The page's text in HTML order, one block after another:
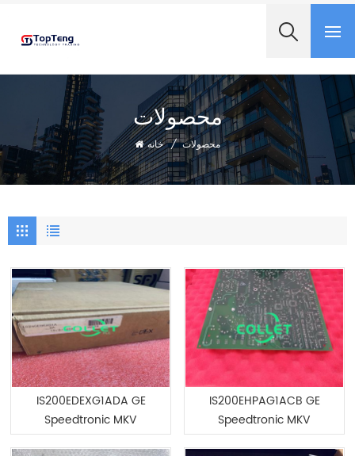
محصولات
خانه / محصولات
IS200EDEXG1ADA GE
Speedtronic MKV
IS200EHPAG1ACB GE
Speedtronic MKV